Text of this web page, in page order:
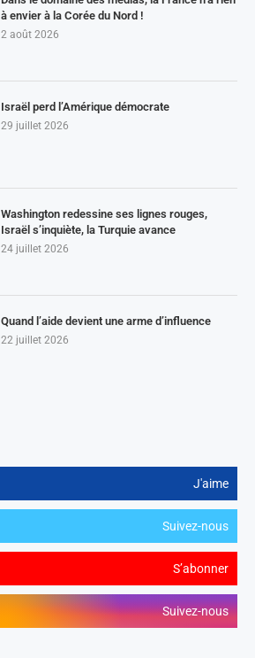
à envier à la Corée du Nord !
2 août 2026
Israël perd l’Amérique démocrate
29 juillet 2026
Washington redessine ses lignes rouges,
Israël s’inquiète, la Turquie avance
24 juillet 2026
Quand l’aide devient une arme d’influence
22 juillet 2026
J'aime
Suivez-nous
S’abonner
Suivez-nous